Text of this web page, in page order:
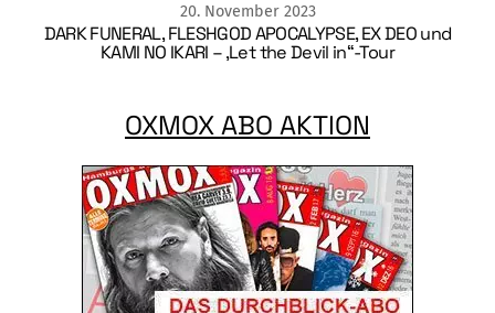
20. November 2023
DARK FUNERAL, FLESHGOD APOCALYPSE, EX DEO und
KAMI NO IKARI – ‚Let the Devil in“-Tour
OXMOX ABO AKTION